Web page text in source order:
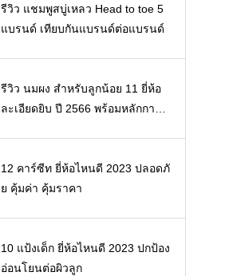
รีวิว แชมพูสบู่เหลว Head to toe 5
แบรนด์ เทียบกันแบรนด์ต่อแบรนด์
รีวิว นมผง สำหรับลูกน้อย 11 ยี่ห้อ
ละเอียดยิบ ปี 2566 พร้อมหลักการเ
12 คาร์ซีท ยี่ห้อไหนดี 2023 ปลอดภั
ย คุ้มค่า คุ้มราคา
10 แป้งเด็ก ยี่ห้อไหนดี 2023 ปกป้อง
อ่อนโยนต่อผิวลูก